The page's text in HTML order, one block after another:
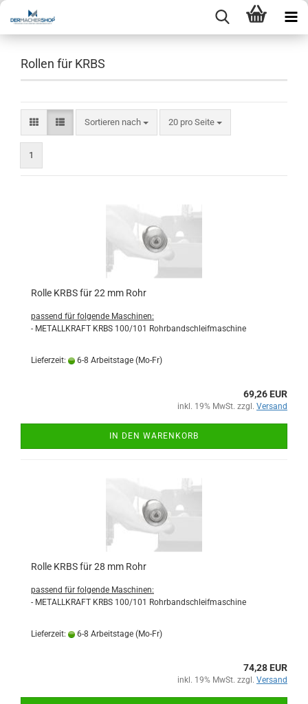
Rollen für KRBS
Sortieren nach
Sortieren nach 20 pro Seite
pro Seite
1
Rolle KRBS für 22 mm Rohr
passend für folgende Maschinen:
- METALLKRAFT KRBS 100/101 Rohrbandschleifmaschine
Lieferzeit: 6-8 Arbeitstage (Mo-Fr)
69,26 EUR
inkl. 19% MwSt. zzgl. Versand
IN DEN WARENKORB
Rolle KRBS für 28 mm Rohr
passend für folgende Maschinen:
- METALLKRAFT KRBS 100/101 Rohrbandschleifmaschine
Lieferzeit: 6-8 Arbeitstage (Mo-Fr)
74,28 EUR
inkl. 19% MwSt. zzgl. Versand